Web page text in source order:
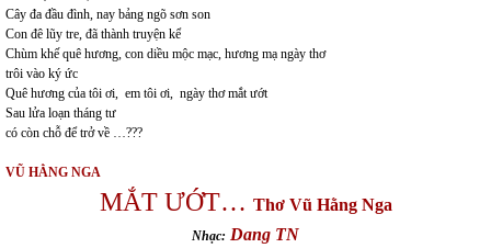
Cây đa đầu đình, nay bảng ngõ sơn son
Con đê lũy tre, đã thành truyện kể
Chùm khế quê hương, con diều mộc mạc, hương mạ ngày thơ
trôi vào ký ức
Quê hương của tôi ơi, em tôi ơi, ngày thơ mắt ướt
Sau lửa loạn tháng tư
có còn chỗ để trở về …???
VŨ HẰNG NGA
MẮT ƯỚT… Thơ Vũ Hằng Nga
Nhạc: Dang TN